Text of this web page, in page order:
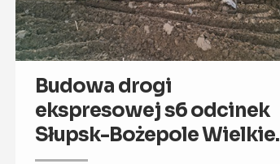
Budowa drogi
ekspresowej s6 odcinek
Słupsk-Bożepole Wielkie.